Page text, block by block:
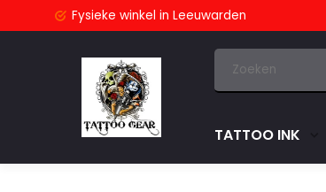
Fysieke winkel in Leeuwarden
TATTOO INK